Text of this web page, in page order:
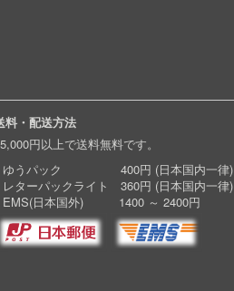
料・配送方法
円以上で送料無料です。
ゆうパック 400円 (日本国内一律)
レターパックライト 360円 (日本国内一律)
EMS(日本国外) 1400 ～ 2400円